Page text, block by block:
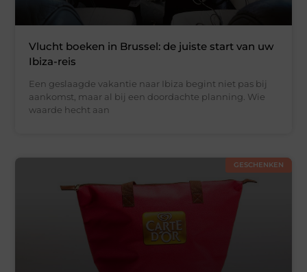
Vlucht boeken in Brussel: de juiste start van uw
Ibiza-reis
Een geslaagde vakantie naar Ibiza begint niet pas bij
aankomst, maar al bij een doordachte planning. Wie
waarde hecht aan
GESCHENKEN